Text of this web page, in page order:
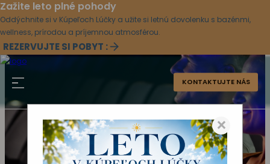
Zažite leto plné pohody
Oddýchnite si v Kúpeľoch Lúčky a užite si letnú dovolenku s bazénmi,
wellness, prírodou a príjemnou atmosférou.
REZERVUJTE SI POBYT :
×
KONTAKTUJTE NÁS